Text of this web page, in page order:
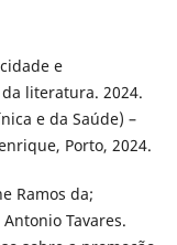
e
literatura. 2024.
e da Saúde) –
Porto, 2024.
Ramos da;
Antonio Tavares.